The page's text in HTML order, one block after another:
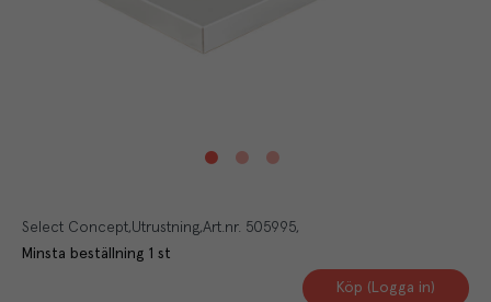
Select Concept Utrustning Art.nr. 505995
Minsta beställning 1 st
Köp (Logga in)